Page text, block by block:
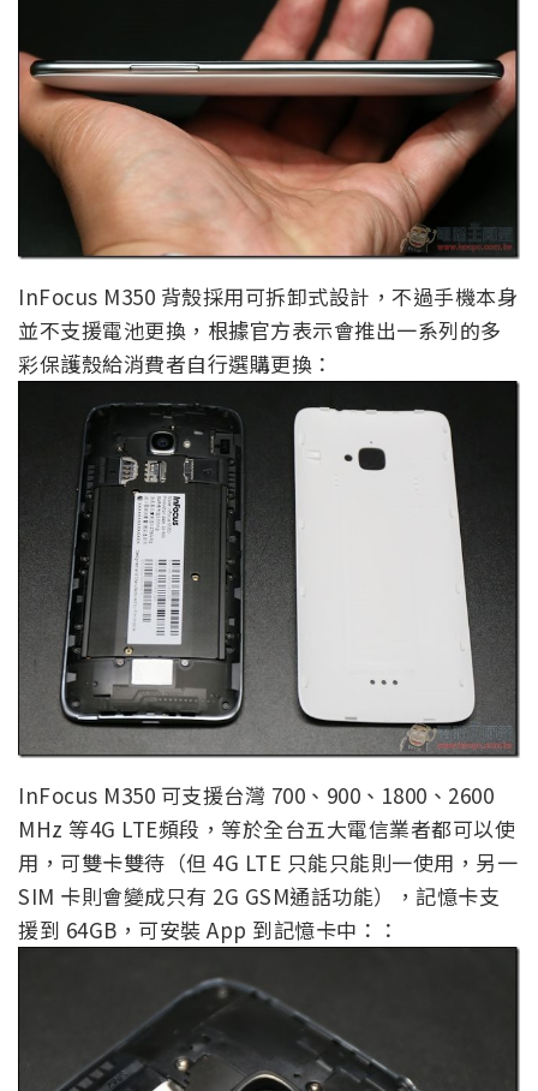
InFocus M350 背殼採用可拆卸式設計，不過手機本身
並不支援電池更換，根據官方表示會推出一系列的多
彩保護殼給消費者自行選購更換：
InFocus M350 可支援台灣 700、900、1800、2600
MHz 等4G LTE頻段，等於全台五大電信業者都可以使
用，可雙卡雙待（但 4G LTE 只能只能則一使用，另一
SIM 卡則會變成只有 2G GSM通話功能），記憶卡支
援到 64GB，可安裝 App 到記憶卡中：：